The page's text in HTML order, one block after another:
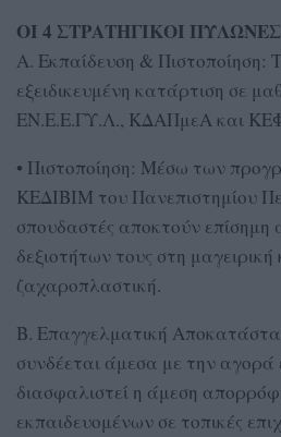
ΟΙ 4 ΣΤΡΑΤΗΓΙΚΟΙ ΠΥΛΩΝΕΣ
Α. Εκπαίδευση & Πιστοποίηση:
εξειδικευμένη κατάρτιση σε
ΕΝ.Ε.Ε.ΓΥ.Λ., ΚΔΑΠμεΑ και
• Πιστοποίηση: Μέσω των
ΚΕΔΙΒΙΜ του Πανεπιστημίου
σπουδαστές αποκτούν
δεξιοτήτων τους στη μαγειρική
ζαχαροπλαστική.
Β. Επαγγελματική
συνδέεται άμεσα με την αγορά
διασφαλιστεί η άμεση
εκπαιδευομένων σε τοπικές